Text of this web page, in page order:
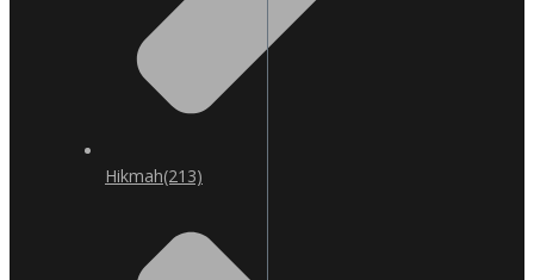
Hikmah(213)